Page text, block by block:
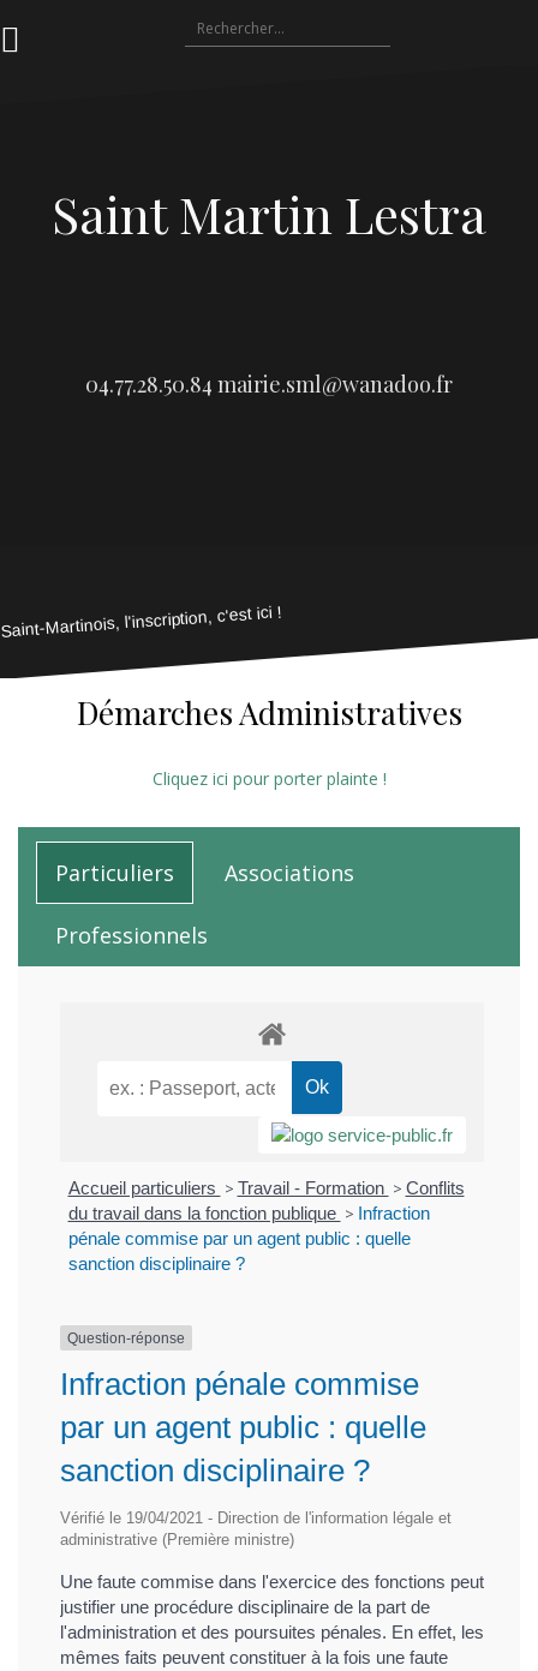
au
Rechercher :
Saint Martin Lestra
04.77.28.50.84 mairie.sml@wanadoo.fr
Saint-Martinois, l'inscription, c'est ici !
Démarches Administratives
Cliquez ici pour porter plainte !
Particuliers Associations
Professionnels
Accueil particuliers > Travail - Formation > Conflits
du travail dans la fonction publique > Infraction
pénale commise par un agent public : quelle
sanction disciplinaire ?
Question-réponse
Infraction pénale commise
par un agent public : quelle
sanction disciplinaire ?
Vérifié le 19/04/2021 - Direction de l'information légale et
administrative (Première ministre)
Une faute commise dans l'exercice des fonctions peut
justifier une procédure disciplinaire de la part de
l'administration et des poursuites pénales. En effet, les
mêmes faits peuvent constituer à la fois une faute